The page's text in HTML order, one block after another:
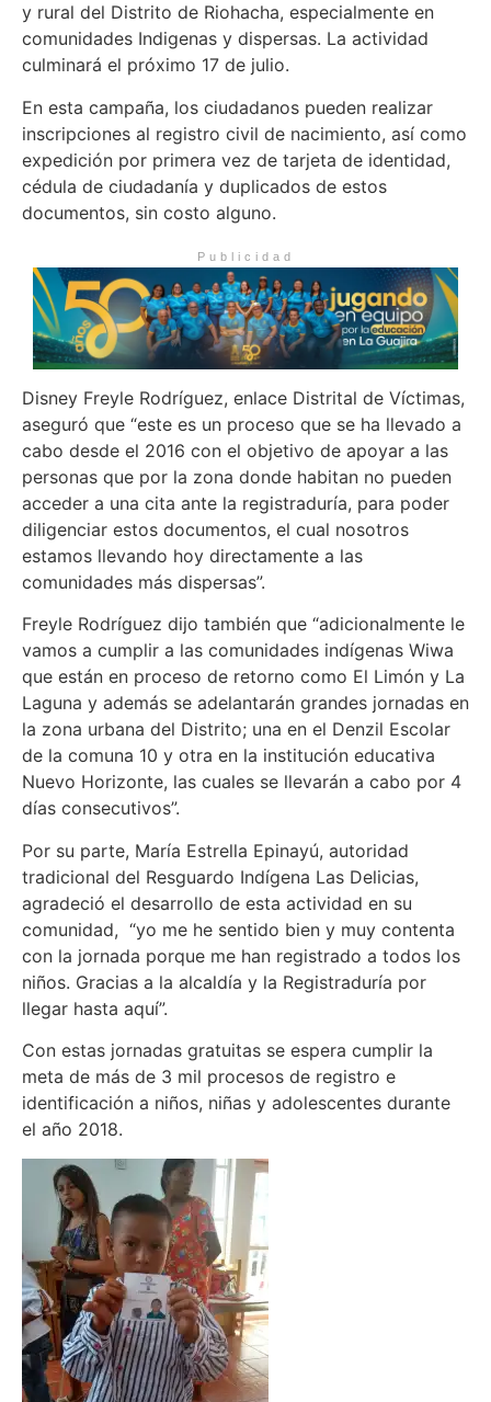
y rural del Distrito de Riohacha, especialmente en
comunidades Indigenas y dispersas. La actividad
culminará el próximo 17 de julio.
En esta campaña, los ciudadanos pueden realizar
inscripciones al registro civil de nacimiento, así como
expedición por primera vez de tarjeta de identidad,
cédula de ciudadanía y duplicados de estos
documentos, sin costo alguno.
Publicidad
Disney Freyle Rodríguez, enlace Distrital de Víctimas,
aseguró que “este es un proceso que se ha llevado a
cabo desde el 2016 con el objetivo de apoyar a las
personas que por la zona donde habitan no pueden
acceder a una cita ante la registraduría, para poder
diligenciar estos documentos, el cual nosotros
estamos llevando hoy directamente a las
comunidades más dispersas”.
Freyle Rodríguez dijo también que “adicionalmente le
vamos a cumplir a las comunidades indígenas Wiwa
que están en proceso de retorno como El Limón y La
Laguna y además se adelantarán grandes jornadas en
la zona urbana del Distrito; una en el Denzil Escolar
de la comuna 10 y otra en la institución educativa
Nuevo Horizonte, las cuales se llevarán a cabo por 4
días consecutivos”.
Por su parte, María Estrella Epinayú, autoridad
tradicional del Resguardo Indígena Las Delicias,
agradeció el desarrollo de esta actividad en su
comunidad, “yo me he sentido bien y muy contenta
con la jornada porque me han registrado a todos los
niños. Gracias a la alcaldía y la Registraduría por
llegar hasta aquí”.
Con estas jornadas gratuitas se espera cumplir la
meta de más de 3 mil procesos de registro e
identificación a niños, niñas y adolescentes durante
el año 2018.